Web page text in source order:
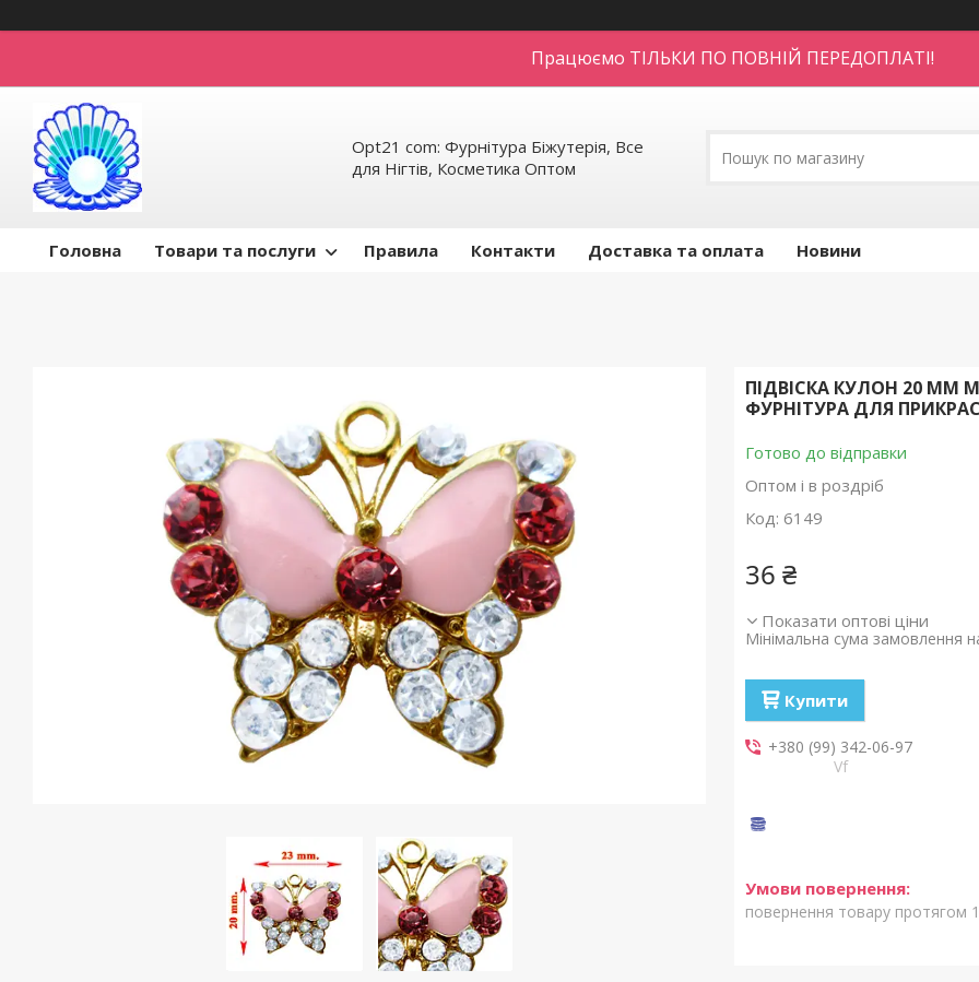
Працюємо ТІЛЬКИ ПО ПОВНІЙ ПЕРЕДОПЛАТІ!
Opt21 com: Фурнітура Біжутерія, Все
для Нігтів, Косметика Оптом
Головна Товари та послуги Правила Контакти Доставка та оплата Новини
ПІДВІСКА КУЛОН 20 ММ
ФУРНІТУРА ДЛЯ
Готово до відправки
Оптом і в роздріб
Код: 6149
36 ₴
Показати оптові ціни
Мінімальна сума замовлення
Купити
+380 (99) 342-06-97
Vf
повернення товару протягом